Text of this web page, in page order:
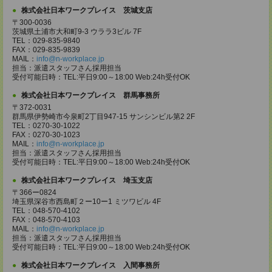
株式会社日本ワークプレイス 茨城支店
〒300-0036
茨城県土浦市大和町9-3 ウララ3ビル 7F
TEL：029-835-9840
FAX：029-835-9839
MAIL： info@n-workplace.jp
担当：派遣スタッフさん採用担当
受付可能日時：TEL:平日9:00～18:00 Web:24h受付OK
株式会社日本ワークプレイス 群馬事務所
〒372-0031
群馬県伊勢崎市今泉町2丁目947-15 サンシンビル第2 2F
TEL：0270-30-1022
FAX：0270-30-1023
MAIL： info@n-workplace.jp
担当：派遣スタッフさん採用担当
受付可能日時：TEL:平日9:00～18:00 Web:24h受付OK
株式会社日本ワークプレイス 埼玉支店
〒366ー0824
埼玉県深谷市西島町２ー10ー1 ミツワビル 4F
TEL：048-570-4102
FAX：048-570-4103
MAIL： info@n-workplace.jp
担当：派遣スタッフさん採用担当
受付可能日時：TEL:平日9:00～18:00 Web:24h受付OK
株式会社日本ワークプレイス 入間事務所